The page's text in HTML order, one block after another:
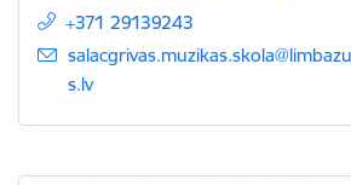
+371 29139243
E-pasts:
s.lv